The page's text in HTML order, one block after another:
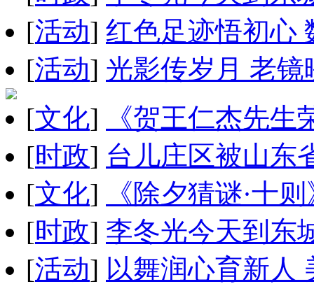
[活动] 红色足迹悟初心
[活动] 光影传岁月 老
[文化]
《贺王仁杰先
[时政] 台儿庄区被山东
[文化]
《除夕猜谜·十
[时政] 李冬光今天到东
[活动] 以舞润心育新人